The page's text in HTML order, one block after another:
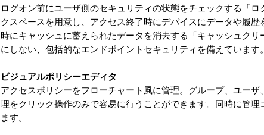
ログオン前にユーザ側のセキュリティの状態をチェックする「
クスペースを用意し、アクセス終了時にデバイスにデータや履
時にキャッシュに蓄えられたデータを消去する「キャッシュク
にしない、包括的なエンドポイントセキュリティを備えています。
ビジュアルポリシーエディタ
アクセスポリシーをフローチャート風に管理。グループ、ユー
理をクリック操作のみで容易に行うことができます。同時に管
ます。